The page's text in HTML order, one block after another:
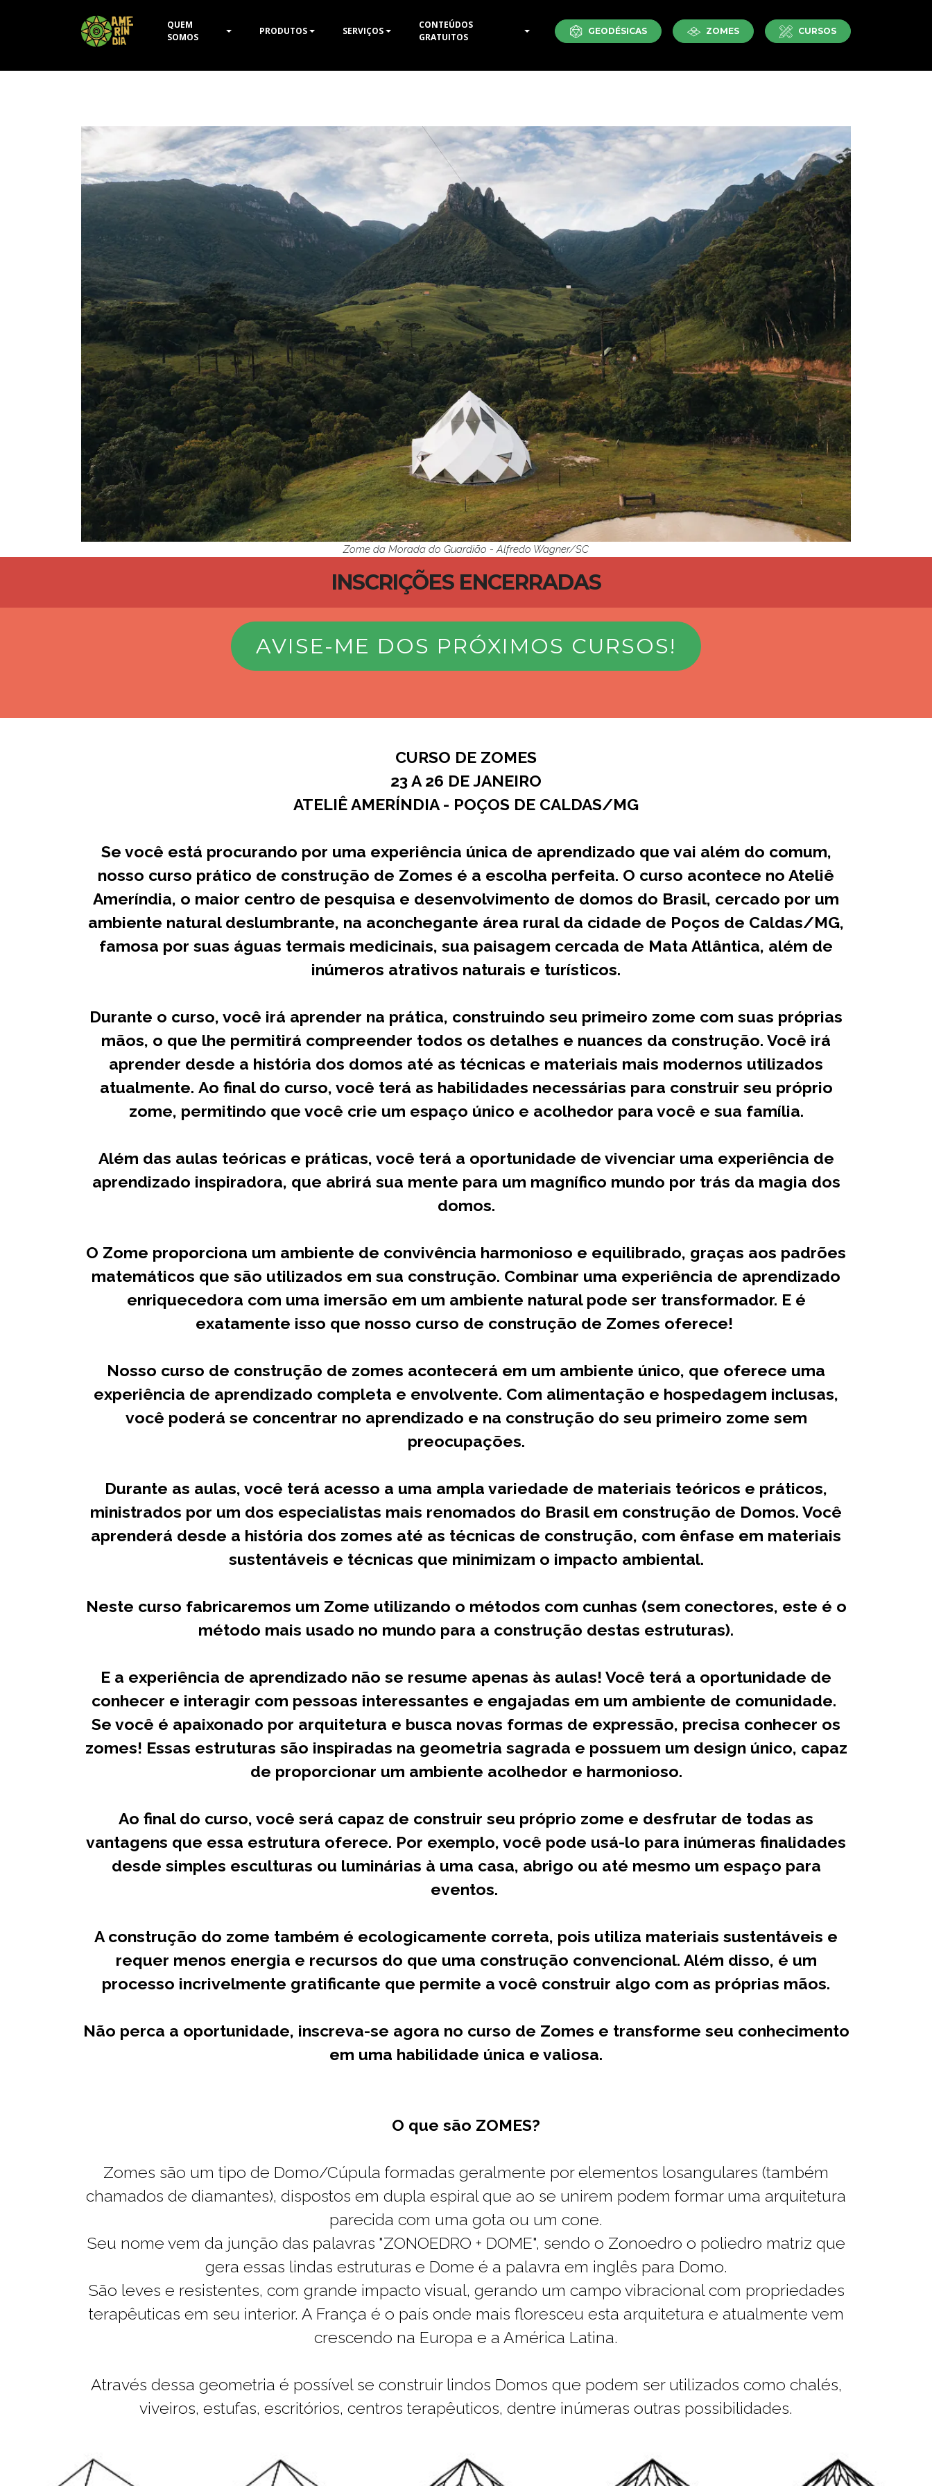
QUEM
SOMOS
PRODUTOS SERVIÇOS
CONTEÚDOS
GRATUITOS
GEODÉSICAS ZOMES CURSOS
Zome da Morada do Guardião - Alfredo Wagner/SC
INSCRIÇÕES ENCERRADAS
AVISE-ME DOS PRÓXIMOS CURSOS!
CURSO DE ZOMES
23 A 26 DE JANEIRO
ATELIÊ AMERÍNDIA - POÇOS DE CALDAS/MG
Se você está procurando por uma experiência única de aprendizado que vai além do comum,
nosso curso prático de construção de Zomes é a escolha perfeita. O curso acontece no Ateliê
Ameríndia, o maior centro de pesquisa e desenvolvimento de domos do Brasil, cercado por um
ambiente natural deslumbrante, na aconchegante área rural da cidade de Poços de Caldas/MG,
famosa por suas águas termais medicinais, sua paisagem cercada de Mata Atlântica, além de
inúmeros atrativos naturais e turísticos.
Durante o curso, você irá aprender na prática, construindo seu primeiro zome com suas próprias
mãos, o que lhe permitirá compreender todos os detalhes e nuances da construção. Você irá
aprender desde a história dos domos até as técnicas e materiais mais modernos utilizados
atualmente. Ao final do curso, você terá as habilidades necessárias para construir seu próprio
zome, permitindo que você crie um espaço único e acolhedor para você e sua família.
Além das aulas teóricas e práticas, você terá a oportunidade de vivenciar uma experiência de
aprendizado inspiradora, que abrirá sua mente para um magnífico mundo por trás da magia dos
domos.
O Zome proporciona um ambiente de convivência harmonioso e equilibrado, graças aos padrões
matemáticos que são utilizados em sua construção. Combinar uma experiência de aprendizado
enriquecedora com uma imersão em um ambiente natural pode ser transformador. E é
exatamente isso que nosso curso de construção de Zomes oferece!
Nosso curso de construção de zomes acontecerá em um ambiente único, que oferece uma
experiência de aprendizado completa e envolvente. Com alimentação e hospedagem inclusas,
você poderá se concentrar no aprendizado e na construção do seu primeiro zome sem
preocupações.
Durante as aulas, você terá acesso a uma ampla variedade de materiais teóricos e práticos,
ministrados por um dos especialistas mais renomados do Brasil em construção de Domos. Você
aprenderá desde a história dos zomes até as técnicas de construção, com ênfase em materiais
sustentáveis e técnicas que minimizam o impacto ambiental.
Neste curso fabricaremos um Zome utilizando o métodos com cunhas (sem conectores, este é o
método mais usado no mundo para a construção destas estruturas).
E a experiência de aprendizado não se resume apenas às aulas! Você terá a oportunidade de
conhecer e interagir com pessoas interessantes e engajadas em um ambiente de comunidade.
Se você é apaixonado por arquitetura e busca novas formas de expressão, precisa conhecer os
zomes! Essas estruturas são inspiradas na geometria sagrada e possuem um design único, capaz
de proporcionar um ambiente acolhedor e harmonioso.
Ao final do curso, você será capaz de construir seu próprio zome e desfrutar de todas as
vantagens que essa estrutura oferece. Por exemplo, você pode usá-lo para inúmeras finalidades
desde simples esculturas ou luminárias à uma casa, abrigo ou até mesmo um espaço para
eventos.
A construção do zome também é ecologicamente correta, pois utiliza materiais sustentáveis e
requer menos energia e recursos do que uma construção convencional. Além disso, é um
processo incrivelmente gratificante que permite a você construir algo com as próprias mãos.
Não perca a oportunidade, inscreva-se agora no curso de Zomes e transforme seu conhecimento
em uma habilidade única e valiosa.
O que são ZOMES?
Zomes são um tipo de Domo/Cúpula formadas geralmente por elementos losangulares (também
chamados de diamantes), dispostos em dupla espiral que ao se unirem podem formar uma arquitetura
parecida com uma gota ou um cone.
Seu nome vem da junção das palavras "ZONOEDRO + DOME", sendo o Zonoedro o poliedro matriz que
gera essas lindas estruturas e Dome é a palavra em inglês para Domo.
São leves e resistentes, com grande impacto visual, gerando um campo vibracional com propriedades
terapêuticas em seu interior. A França é o país onde mais floresceu esta arquitetura e atualmente vem
crescendo na Europa e a América Latina.
Através dessa geometria é possível se construir lindos Domos que podem ser utilizados como chalés,
viveiros, estufas, escritórios, centros terapêuticos, dentre inúmeras outras possibilidades.